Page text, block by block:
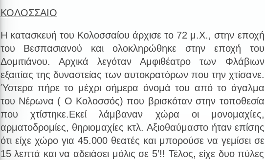
ΚΟΛΟΣΣΑΙΟ
Η κατασκευή του Κολοσσαίου άρχισε το 72 μ.Χ., στην εποχή
του Βεσπασιανού και ολοκληρώθηκε στην εποχή του
Δομιτιάνου. Αρχικά λεγόταν Αμφιθέατρο των Φλάβιων
εξαιτίας της δυναστείας των αυτοκρατόρων που την χτίσανε.
Ύστερα πήρε το μέχρι σήμερα όνομά του από το άγαλμα
του Νέρωνα ( Ο Κολοσσός) που βρισκόταν στην τοποθεσία
που χτίστηκε.Εκεί λάμβαναν χώρα οι μονομαχίες,
αρματοδρομίες, θηριομαχίες κτλ. Αξιοθαύμαστο ήταν επίσης
ότι είχε χώρο για 45.000 θεατές και μπορούσε να γεμίσει σε
15 λεπτά και να αδειάσει μόλις σε 5′!! Τέλος, είχε δυο πύλες